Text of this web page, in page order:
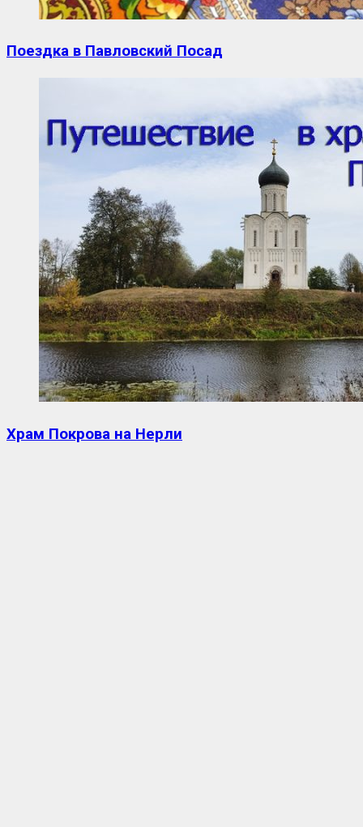
Поездка в Павловский Посад
Храм Покрова на Нерли